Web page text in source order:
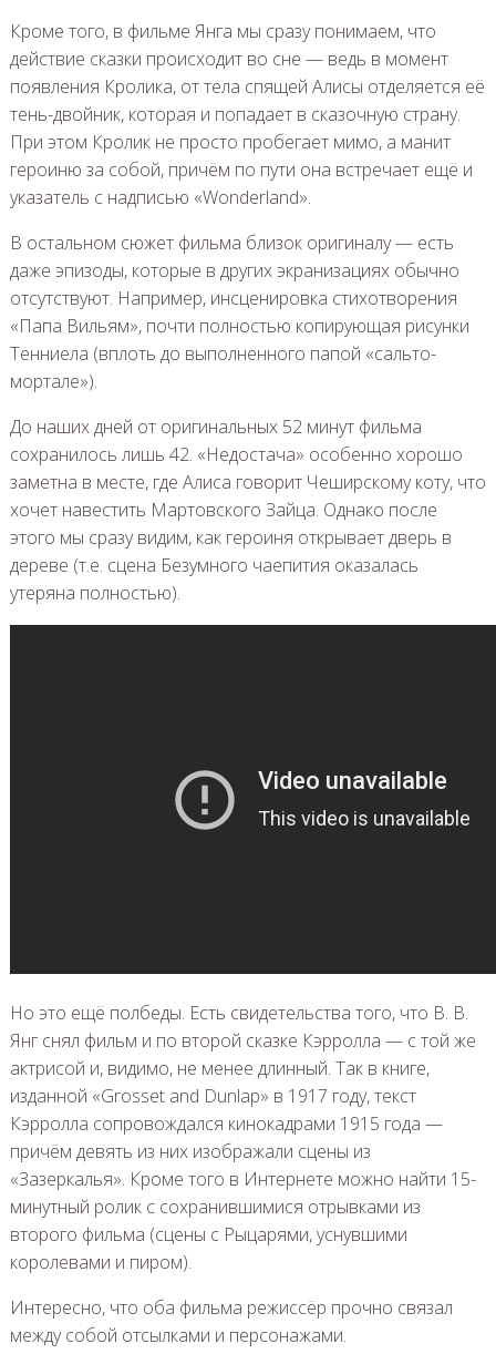
Кроме того, в фильме Янга мы сразу понимаем, что
действие сказки происходит во сне — ведь в момент
появления Кролика, от тела спящей Алисы отделяется её
тень-двойник, которая и попадает в сказочную страну.
При этом Кролик не просто пробегает мимо, а манит
героиню за собой, причём по пути она встречает ещё и
указатель с надписью «Wonderland».
В остальном сюжет фильма близок оригиналу — есть
даже эпизоды, которые в других экранизациях обычно
отсутствуют. Например, инсценировка стихотворения
«Папа Вильям», почти полностью копирующая рисунки
Тенниела (вплоть до выполненного папой «сальто-
мортале»).
До наших дней от оригинальных 52 минут фильма
сохранилось лишь 42. «Недостача» особенно хорошо
заметна в месте, где Алиса говорит Чеширскому коту, что
хочет навестить Мартовского Зайца. Однако после
этого мы сразу видим, как героиня открывает дверь в
дереве (т.е. сцена Безумного чаепития оказалась
утеряна полностью).
Но это ещё полбеды. Есть свидетельства того, что В. В.
Янг снял фильм и по второй сказке Кэрролла — с той же
актрисой и, видимо, не менее длинный. Так в книге,
изданной «Grosset and Dunlap» в 1917 году, текст
Кэрролла сопровождался кинокадрами 1915 года —
причём девять из них изображали сцены из
«Зазеркалья». Кроме того в Интернете можно найти 15-
минутный ролик с сохранившимися отрывками из
второго фильма (сцены с Рыцарями, уснувшими
королевами и пиром).
Интересно, что оба фильма режиссёр прочно связал
между собой отсылками и персонажами.